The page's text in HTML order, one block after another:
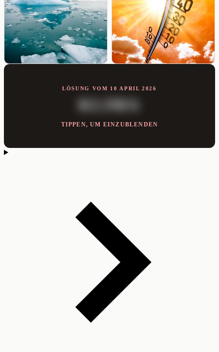
LÖSUNG VOM 10 APRIL 2026
KLIMA
TIPPEN, UM EINZUBLENDEN